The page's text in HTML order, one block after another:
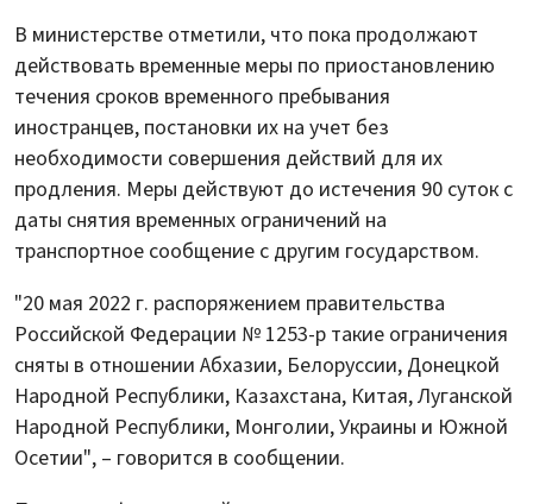
В министерстве отметили, что пока продолжают
действовать временные меры по приостановлению
течения сроков временного пребывания
иностранцев, постановки их на учет без
необходимости совершения действий для их
продления. Меры действуют до истечения 90 суток с
даты снятия временных ограничений на
транспортное сообщение с другим государством.
"20 мая 2022 г. распоряжением правительства
Российской Федерации № 1253-р такие ограничения
сняты в отношении Абхазии, Белоруссии, Донецкой
Народной Республики, Казахстана, Китая, Луганской
Народной Республики, Монголии, Украины и Южной
Осетии", – говорится в сообщении.